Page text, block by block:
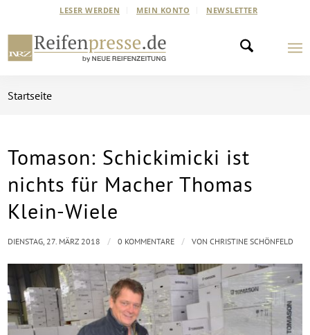
LESER WERDEN MEIN KONTO NEWSLETTER
Startseite
Tomason: Schickimicki ist
nichts für Macher Thomas
Klein-Wiele
DIENSTAG, 27. MÄRZ 2018 / 0 KOMMENTARE / VONCHRISTINE SCHÖNFELD